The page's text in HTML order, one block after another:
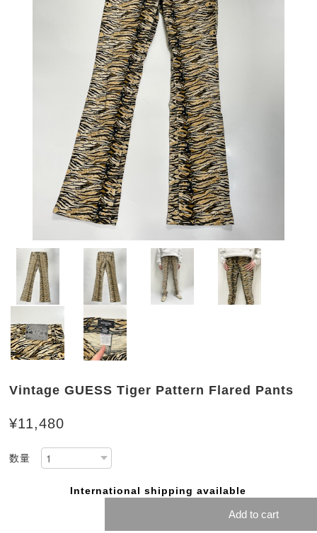
Vintage GUESS Tiger Pattern Flared Pants
¥11,480
数量
International shipping available
Add to cart